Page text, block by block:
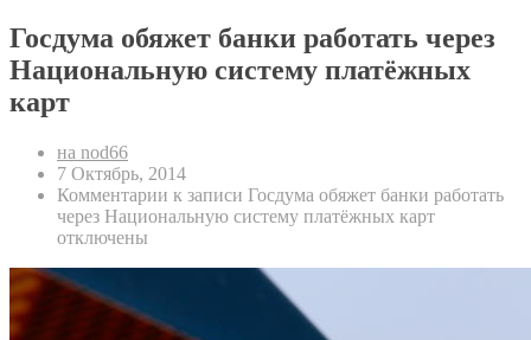
Госдума обяжет банки работать через
Национальную систему платёжных
карт
на nod66
7 Октябрь, 2014
Комментарии к записи Госдума обяжет банки работать
через Национальную систему платёжных карт
отключены